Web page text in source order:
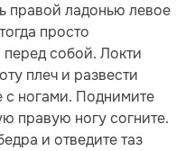
правой ладонью левое
просто
собой. Локти
плеч и развести
с ногами. Поднимите
правую ногу согните.
и отведите таз